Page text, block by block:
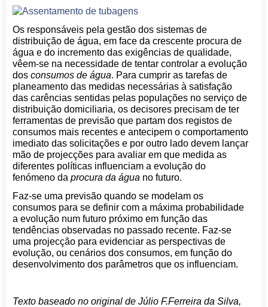
Os responsáveis pela gestão dos sistemas de
distribuição de água, em face da crescente procura de
água e do incremento das exigências de qualidade,
vêem-se na necessidade de tentar controlar a evolução
dosconsumos de água. Para cumprir as tarefas de
planeamento das medidas necessárias à satisfação
das carências sentidas pelas populações no serviço de
distribuição domiciliaria, os decisores precisam de ter
ferramentas de previsão que partam dos registos de
consumos mais recentes e antecipem o comportamento
imediato das solicitações e por outro lado devem lançar
mão de projecções para avaliar em que medida as
diferentes políticas influenciam a evolução do
fenómeno daprocura da água no futuro.
Faz-se uma previsão quando se modelam os
consumos para se definir com a máxima probabilidade
a evolução num futuro próximo em função das
tendências observadas no passado recente. Faz-se
uma projecção para evidenciar as perspectivas de
evolução, ou cenários dos consumos, em função do
desenvolvimento dos parâmetros que os influenciam.
Texto baseado no original deJúlio F.Ferreira da Silva,